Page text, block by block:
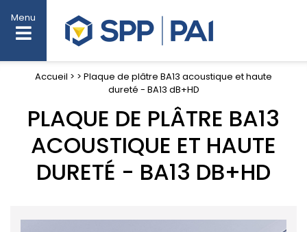
Menu
Accueil > > Plaque de plâtre BA13 acoustique et haute
dureté - BA13 dB+HD
PLAQUE DE PLÂTRE BA13
ACOUSTIQUE ET HAUTE
DURETÉ - BA13 DB+HD